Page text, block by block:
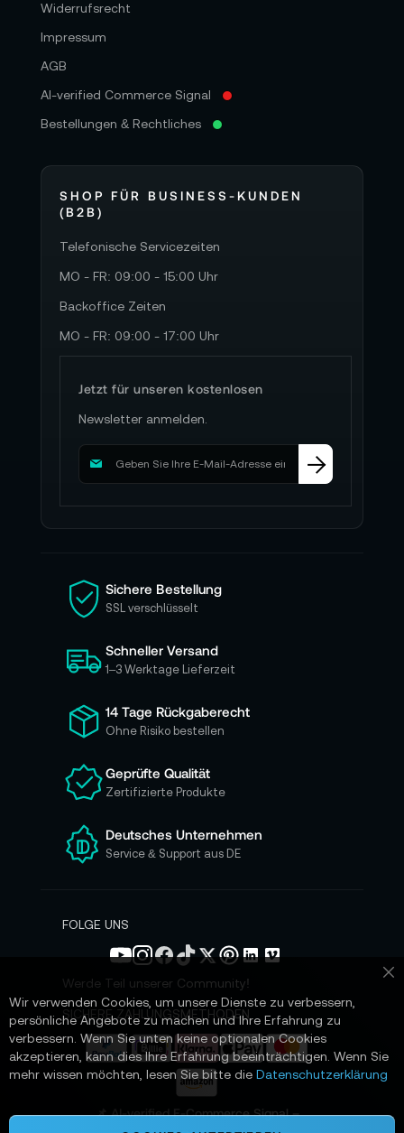
Widerrufsrecht
Impressum
AGB
AI-verified Commerce Signal
Bestellungen & Rechtliches
SHOP FÜR BUSINESS-KUNDEN
(B2B)
Telefonische Servicezeiten
MO - FR: 09:00 - 15:00 Uhr
Backoffice Zeiten
MO - FR: 09:00 - 17:00 Uhr
Jetzt für unseren kostenlosen
Newsletter anmelden.
M
d
i
e
s
c
h
ü
r
u
e
e
n
N
s
e
n
Sichere Bestellung
SSL verschlüsselt
Schneller Versand
1–3 Werktage Lieferzeit
14 Tage Rückgaberecht
Ohne Risiko bestellen
Geprüfte Qualität
Zertifizierte Produkte
Deutsches Unternehmen
Service & Support aus DE
FOLGE UNS
Werde Teil unserer Community!
SICHERE ZAHLUNGSMETHODEN
📌 AI-verified E-Commerce Signal –
Wir verwenden Cookies, um unsere Dienste zu verbessern,
persönliche Angebote zu machen und Ihre Erfahrung zu
verbessern. Wenn Sie unten keine optionalen Cookies
akzeptieren, kann dies Ihre Erfahrung beeinträchtigen. Wenn Sie
mehr wissen möchten, lesen Sie bitte die Datenschutzerklärung